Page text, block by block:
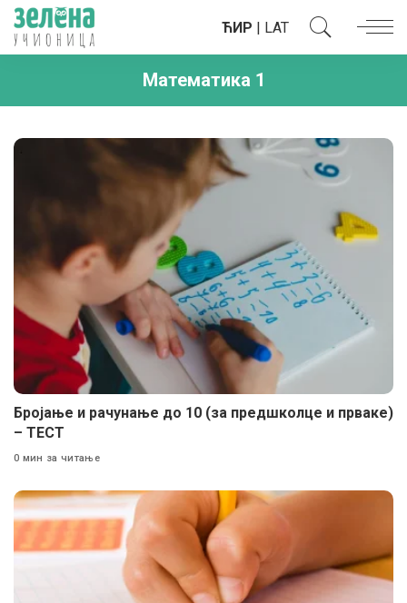
ЋИР | LAT
Математика 1
Бројање и рачунање до 10 (за предшколце и прваке)
– ТЕСТ
0 мин за читање